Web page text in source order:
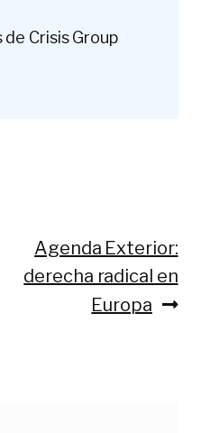
Crisis Group
Siguiente:
Agenda Exterior:
derecha radical en
Europa